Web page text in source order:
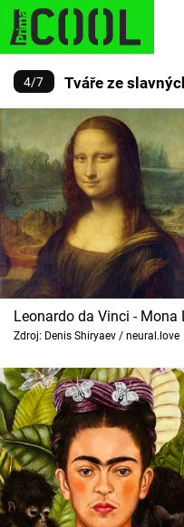
Trendy: STARHOUSE
ESCAPE PLNEJ KOTEL
Témata
Filmy
Seriály
Hry
Cool Esport
Pořady
TV Program
4/7 Tváře ze
Leonardo da Vinci -
Zdroj: Denis Shiryaev / neural.love